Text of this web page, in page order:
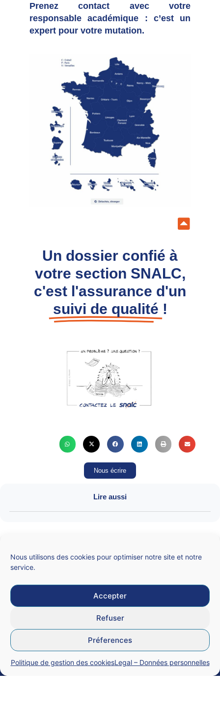
Nous utilisons des cookies pour optimiser notre site et notre
service.
Accepter
Refuser
Préferences
Politique de gestion des cookiesLegal – Données personnelles
Prenez contact avec votre
responsable académique : c’est un
expert pour votre mutation.
Un dossier confié à
votre section SNALC,
c'est l'assurance d'un
suivi de qualité !
Nous écrire
Lire aussi
SNALC
Syndicat national des lycées, collèges, écoles et du supérieur
N° Siren 784 312 282